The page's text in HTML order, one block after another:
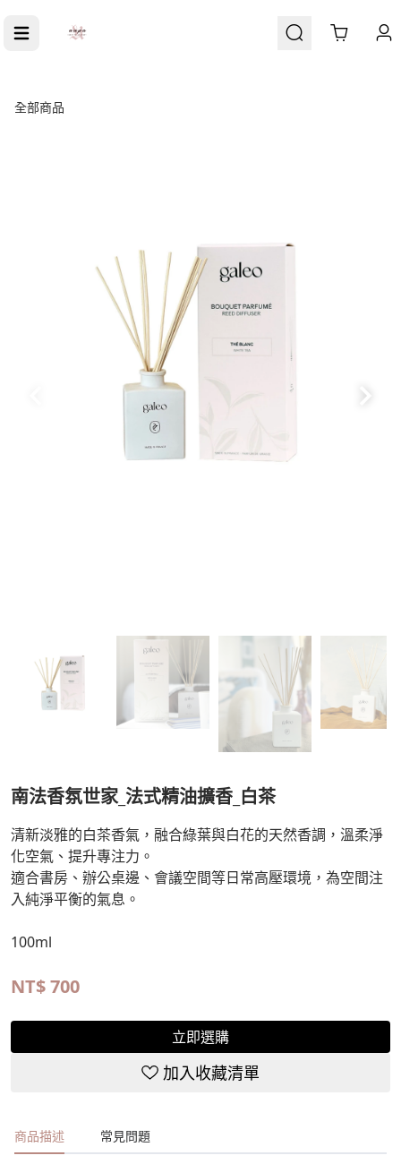
Cart
全部商品
南法香氛世家_法式精油擴香_白茶
清新淡雅的白茶香氣，融合綠葉與白花的天然香調，溫柔淨
化空氣、提升專注力。
適合書房、辦公桌邊、會議空間等日常高壓環境，為空間注
入純淨平衡的氣息。
100ml
NT$700
立即選購
加入收藏清單
商品描述 常見問題